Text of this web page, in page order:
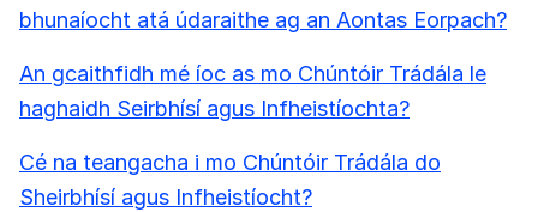
bhunaíocht atá údaraithe ag an Aontas Eorpach?
An gcaithfidh mé íoc as mo Chúntóir Trádála le
haghaidh Seirbhísí agus Infheistíochta?
Cé na teangacha i mo Chúntóir Trádála do
Sheirbhísí agus Infheistíocht?